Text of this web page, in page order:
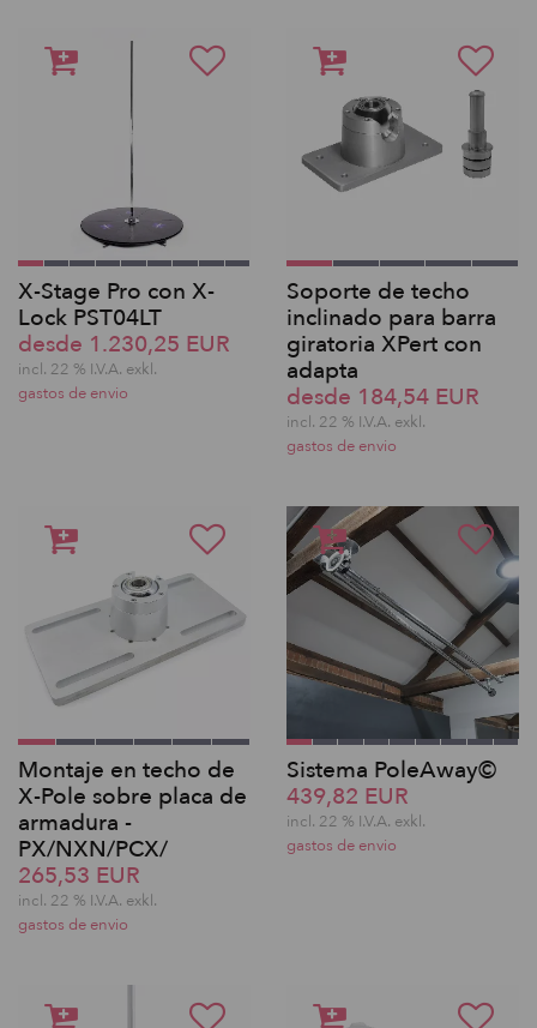
X-Stage Pro con X-
Lock PST04LT
desde 1.230,25 EUR
incl. 22 % I.V.A. exkl.
gastos de envio
Soporte de techo
inclinado para barra
giratoria XPert con
adapta
desde 184,54 EUR
incl. 22 % I.V.A. exkl.
gastos de envio
Montaje en techo de
X-Pole sobre placa de
armadura -
PX/NXN/PCX/
265,53 EUR
incl. 22 % I.V.A. exkl.
gastos de envio
Sistema PoleAway©
439,82 EUR
incl. 22 % I.V.A. exkl.
gastos de envio